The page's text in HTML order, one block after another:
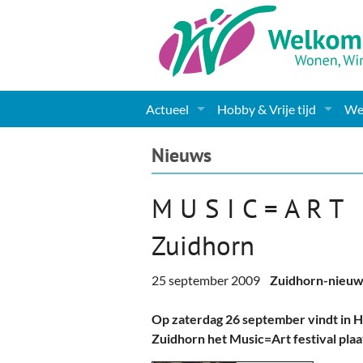
Actueel
Nieuws
Gemeente informatie
Dorpen
Woningaanbod
Columns & Redactioneel
Foto-pagina
Hobby & Vrije tijd
Kunst
Muziek
Podia & Dorpshuizen
Nieuws
M U S I C = A R T
Zuidhorn
25 september 2009 Zuidhorn-
Op zaterdag 26 september vindt in
Zuidhorn het Music=Art festival